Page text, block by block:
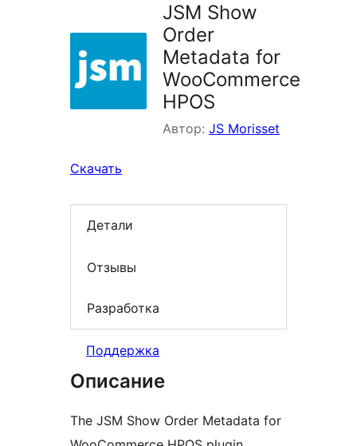
JSM Show
Order
Metadata for
WooCommerce
HPOS
Автор: JS Morisset
Скачать
Детали
Отзывы
Разработка
Поддержка
Описание
The JSM Show Order Metadata for